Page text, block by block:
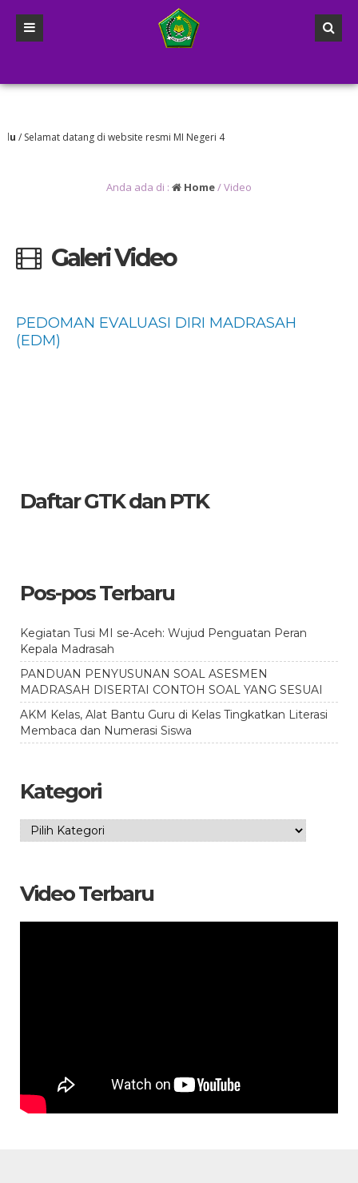
/ Selamat datang di website resmi MI Negeri 4
Anda ada di : Home/Video
Galeri Video
PEDOMAN EVALUASI DIRI MADRASAH
(EDM)
Daftar GTK dan PTK
Pos-pos Terbaru
Kegiatan Tusi MI se-Aceh: Wujud Penguatan Peran
Kepala Madrasah
PANDUAN PENYUSUNAN SOAL ASESMEN
MADRASAH DISERTAI CONTOH SOAL YANG SESUAI
AKM Kelas, Alat Bantu Guru di Kelas Tingkatkan Literasi
Membaca dan Numerasi Siswa
Kategori
Kategori
Video Terbaru